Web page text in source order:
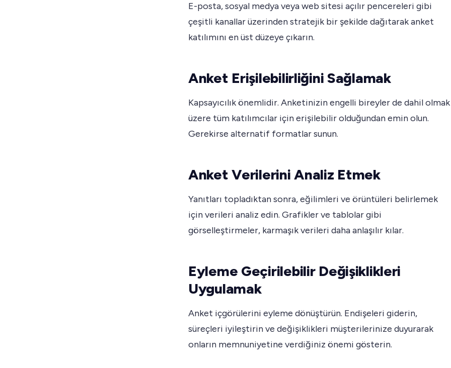
E-posta, sosyal medya veya web sitesi açılır pencereleri gibi
çeşitli kanallar üzerinden stratejik bir şekilde dağıtarak anket
katılımını en üst düzeye çıkarın.
Anket Erişilebilirliğini Sağlamak
Kapsayıcılık önemlidir. Anketinizin engelli bireyler de dahil olmak
üzere tüm katılımcılar için erişilebilir olduğundan emin olun.
Gerekirse alternatif formatlar sunun.
Anket Verilerini Analiz Etmek
Yanıtları topladıktan sonra, eğilimleri ve örüntüleri belirlemek
için verileri analiz edin. Grafikler ve tablolar gibi
görselleştirmeler, karmaşık verileri daha anlaşılır kılar.
Eyleme Geçirilebilir Değişiklikleri
Uygulamak
Anket içgörülerini eyleme dönüştürün. Endişeleri giderin,
süreçleri iyileştirin ve değişiklikleri müşterilerinize duyurarak
onların memnuniyetine verdiğiniz önemi gösterin.